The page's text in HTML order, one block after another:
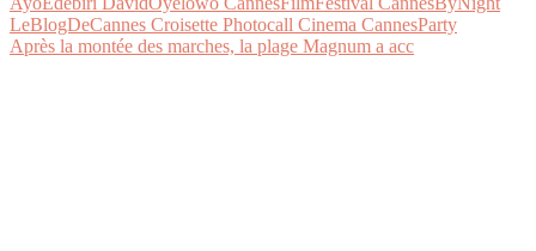
Après la montée des marches, la plage Magnum a acc